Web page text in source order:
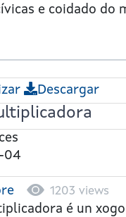
e coidado do
Descargar
04
about
A
1203 views
é un